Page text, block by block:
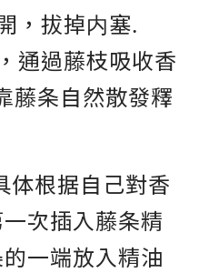
，拔掉内塞.
通過藤枝吸收香
藤条自然散發釋
体根据自己對香
次插入藤条精
一端放入精油